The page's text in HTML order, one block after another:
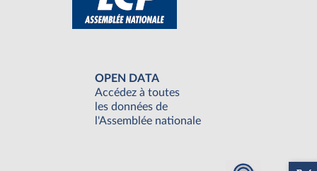
OPEN DATA
Accédez à toutes
les données de
l'Assemblée nationale